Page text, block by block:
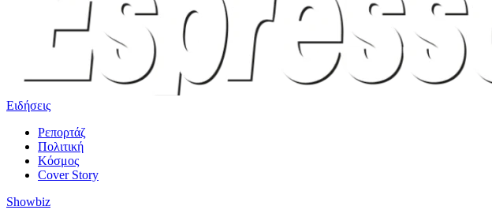
Ειδήσεις
Ρεπορτάζ
Πολιτική
Κόσμος
Cover Story
Showbiz